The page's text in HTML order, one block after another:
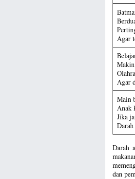
Agar
Agar
Main
Anak
Jika
Darah
dan